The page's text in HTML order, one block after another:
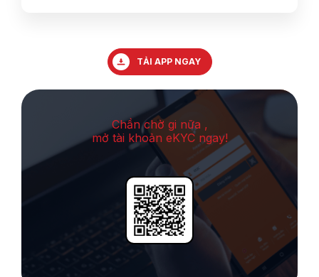
TẢI APP NGAY
Chần chờ gi nữa ,
mở tài khoản eKYC ngay!